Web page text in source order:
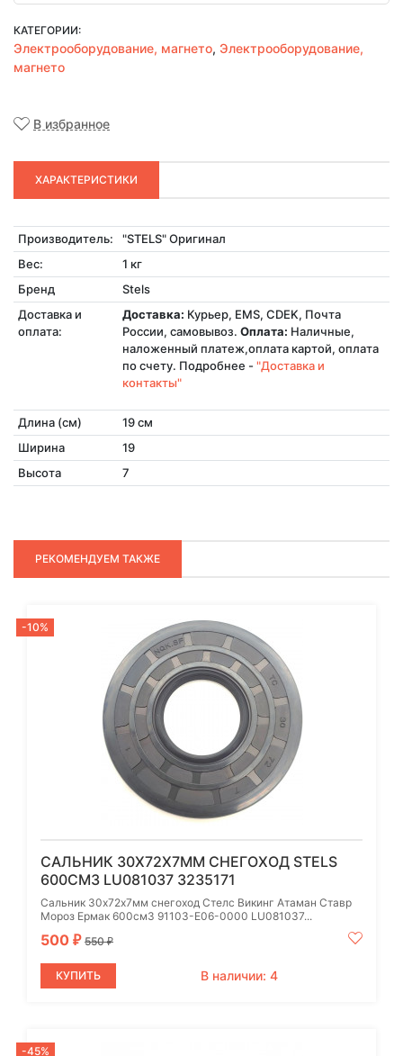
КАТЕГОРИИ:
Электрооборудование, магнето, Электрооборудование,
магнето
В избранное
ХАРАКТЕРИСТИКИ
Производитель:
"STELS" Оригинал
Вес:
1 кг
Бренд
Stels
Доставка и
оплата:
Доставка: Курьер, EMS, CDEK, Почта
России, самовывоз. Оплата: Наличные,
наложенный платеж,оплата картой, оплата
по счету. Подробнее - "Доставка и
контакты"
Длина (см)
19 см
Ширина
19
Высота
7
РЕКОМЕНДУЕМ ТАКЖЕ
-10%
САЛЬНИК 30Х72Х7ММ СНЕГОХОД STELS
600СМ3 LU081037 3235171
Сальник 30х72х7мм снегоход Стелс Викинг Атаман Ставр
Мороз Ермак 600см3 91103-E06-0000 LU081037...
500 ₽ 550₽
КУПИТЬ В наличии: 4
-45%